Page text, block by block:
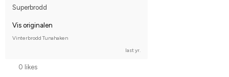
Superbrodd
Vis originalen
Vinterbrodd Tunahaken
last yr.
0 likes